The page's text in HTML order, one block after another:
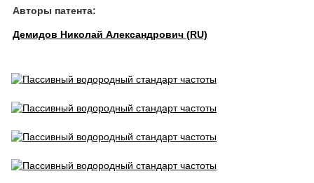
Авторы патента:
Демидов Николай Александрович (RU)